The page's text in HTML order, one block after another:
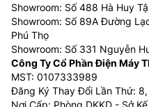
Showroom: Số 488 Hà Huy
Showroom: Số 89A Đường
Phú Thọ
Showroom: Số 331 Nguyễn
Công Ty Cổ Phần Điện Máy
MST: 0107333989
Đăng Ký Thay Đổi Lần Thứ:
Nơi Cấp: Phòng DKKD - Sở